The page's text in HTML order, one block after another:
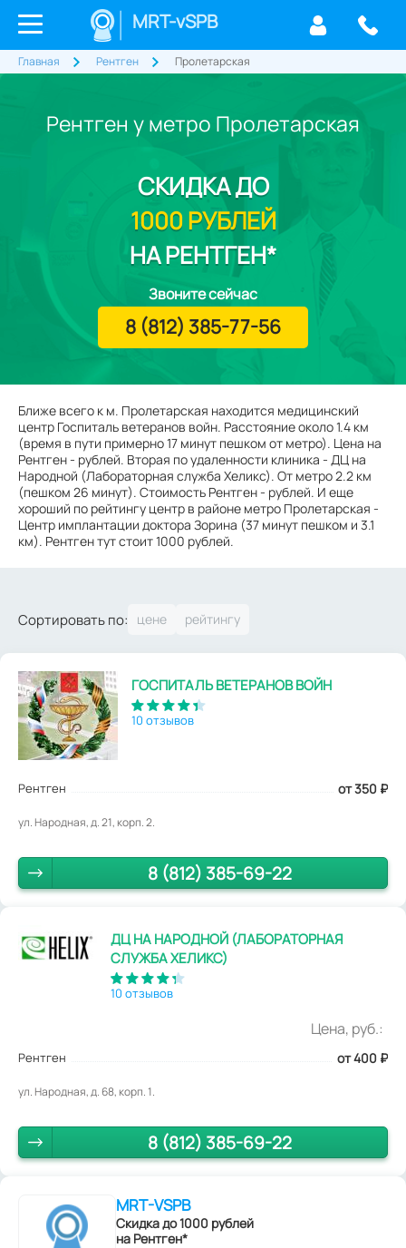
MRT-vSPB
Главная Рентген Пролетарская
Рентген у метро Пролетарская
Ближе всего к м. Пролетарская находится медицинский
центр Госпиталь ветеранов войн. Расстояние около 1.4 км
(время в пути примерно 17 минут пешком от метро). Цена на
Рентген - рублей. Вторая по удаленности клиника - ДЦ на
Народной (Лабораторная служба Хеликс). От метро 2.2 км
(пешком 26 минут). Стоимость Рентген - рублей. И еще
хороший по рейтингу центр в районе метро Пролетарская -
Центр имплантации доктора Зорина (37 минут пешком и 3.1
км). Рентген тут стоит 1000 рублей.
СКИДКАДО
1000 РУБЛЕЙ
НА РЕНТГЕН*
Звоните сейчас
8 (812) 385-77-56
Сортировать по:
ГОСПИТАЛЬ ВЕТЕРАНОВ ВОЙН
10 отзывов
Рентген от 350 ₽
ул. Народная, д. 21, корп. 2.
8 (812) 385-69-22
ДЦ НА НАРОДНОЙ (ЛАБОРАТОРНАЯ
СЛУЖБА ХЕЛИКС)
10 отзывов
Цена, руб.:
Рентген от 400 ₽
ул. Народная, д. 68, корп. 1.
8 (812) 385-69-22
MRT-VSPB
Скидка до 1000 рублей
на Рентген*